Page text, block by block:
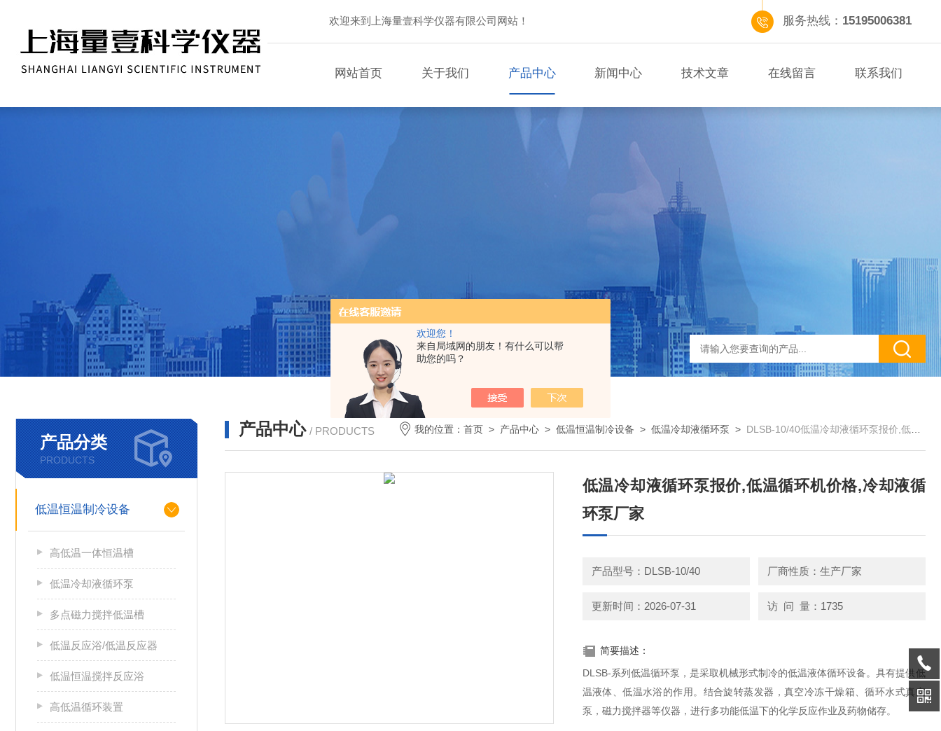
欢迎您！
来自局域网的朋友！有什么可以帮
助您的吗？
欢迎来到上海量壹科学仪器有限公司网站！ 服务热线： 15195006381
网站首页 关于我们 产品中心 新闻中心 技术文章 在线留言 联系我们
产品分类
PRODUCTS
低温恒温制冷设备
高低温一体恒温槽
低温冷却液循环泵
多点磁力搅拌低温槽
低温反应浴/低温反应器
低温恒温搅拌反应浴
高低温循环装置
产品中心 / PRODUCTS 我的位置：首页 > 产品中心 >低温恒温制冷设备 >低温冷却液循环泵 > DLSB-10/40低温冷却液循环泵报价,低温循环机价格,冷却液循环泵厂家
低温冷却液循环泵报价,低温循环机价格,冷却液循
环泵厂家
产品型号：DLSB-10/40 厂商性质：生产厂家
更新时间：2026-07-31 访 问 量：1735
简要描述：
DLSB-系列低温循环泵，是采取机械形式制冷的低温液体循环设备。具有提供低
温液体、低温水浴的作用。结合旋转蒸发器，真空冷冻干燥箱、循环水式真空
泵，磁力搅拌器等仪器，进行多功能低温下的化学反应作业及药物储存。